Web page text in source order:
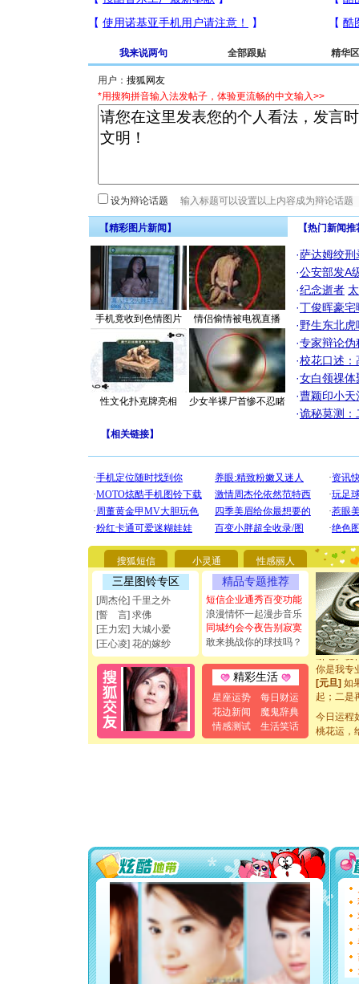
我来说两句 全部跟贴 精华区
用户：
*用搜狗拼音输入法发帖子，体验更流畅的中文输入>>
设为辩论话题
【精彩图片新闻】
手机竟收到色情图片 情侣偷情被电视直播
性文化扑克牌亮相 少女半裸尸首惨不忍睹
【热门新闻
·萨达姆绞刑
·公安部发A
·纪念逝者
·丁俊晖豪
·野生东北
·专家辩论伪
·校花口述：
·女白领祼体
·曹颖印小天
·诡秘莫测：
【相关链接】
搜狐短信 小灵通 性感丽人
三星图铃专区
[周杰伦] 千里之外
[誓 言] 求佛
[王力宏] 大城小爱
[王心凌] 花的嫁纱
精品专题推荐
短信企业通秀百变功能
浪漫情怀一起漫步音乐
同城约会今夜告别寂寞
敢来挑战你的球技吗？
精彩生活
星座运势
每日财运
花边新闻
魔鬼辞典
情感测试
生活笑话
[圣诞节]
要平安！
[圣诞节]
能正大光
都要快乐
[圣诞节]
如意,快
[元旦]看
断电。爱
你是我专
[元旦]如
起；二是
离。水晶
[元旦]当
泣，这痛
卖了。水
你太多，
要平安
[圣诞节]
能正大
都要快乐
[圣诞节]
如意,快
[元旦]
断电。
你是我
今日运程
桃花运，